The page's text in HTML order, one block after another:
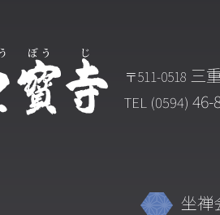
〒511-0518 三
TEL (0594) 46-
坐禅